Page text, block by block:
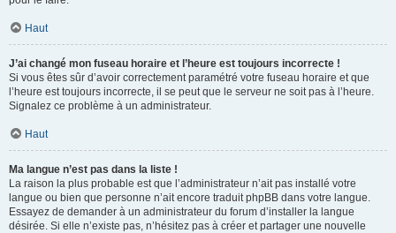
Haut
J’ai changé mon fuseau horaire et l’heure est toujours incorrecte !
Si vous êtes sûr d’avoir correctement paramétré votre fuseau horaire et que
l’heure est toujours incorrecte, il se peut que le serveur ne soit pas à l’heure.
Signalez ce problème à un administrateur.
Haut
Ma langue n’est pas dans la liste !
La raison la plus probable est que l’administrateur n’ait pas installé votre
langue ou bien que personne n’ait encore traduit phpBB dans votre langue.
Essayez de demander à un administrateur du forum d’installer la langue
désirée. Si elle n’existe pas, n’hésitez pas à créer et partager une nouvelle